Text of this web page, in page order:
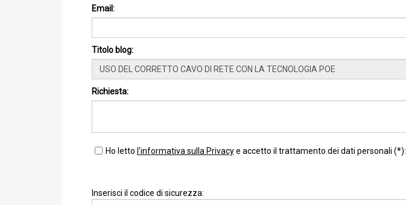
Email:
Titolo blog:
Richiesta:
Ho letto l'informativa sulla Privacye accetto il trattamento dei dati personali (*):
Inserisci il codice di sicurezza: